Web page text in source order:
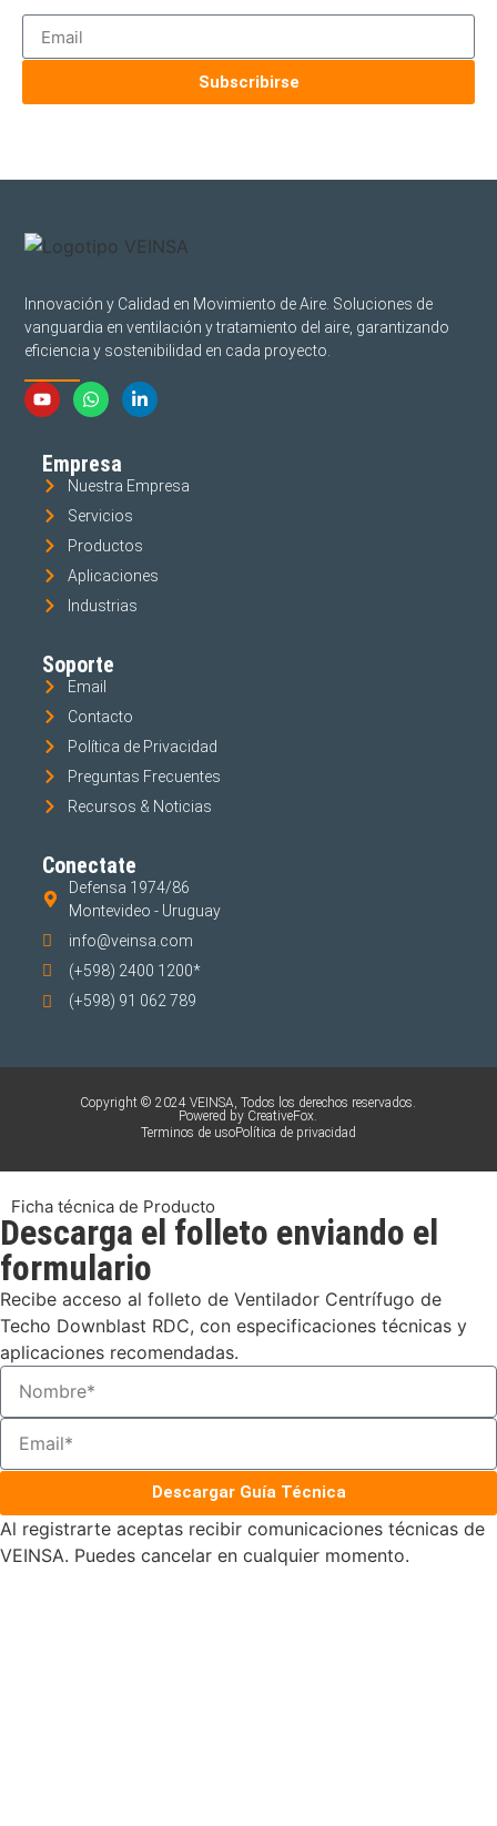
Subscribirse
Innovación y Calidad en Movimiento de Aire. Soluciones de
vanguardia en ventilación y tratamiento del aire, garantizando
eficiencia y sostenibilidad en cada proyecto.
Empresa
Nuestra Empresa
Servicios
Productos
Aplicaciones
Industrias
Soporte
Email
Contacto
Política de Privacidad
Preguntas Frecuentes
Recursos & Noticias
Conectate
Defensa 1974/86
Montevideo - Uruguay
info@veinsa.com
(+598) 2400 1200*
(+598) 91 062 789
Copyright © 2024 VEINSA, Todos los derechos reservados.
Powered by CreativeFox.
Terminos de usoPolítica de privacidad
Ficha técnica de Producto
Descarga el folleto enviando el
formulario
Recibe acceso al folleto de Ventilador Centrífugo de
Techo Downblast RDC, con especificaciones técnicas y
aplicaciones recomendadas.
Descargar Guía Técnica
Al registrarte aceptas recibir comunicaciones técnicas de
VEINSA. Puedes cancelar en cualquier momento.